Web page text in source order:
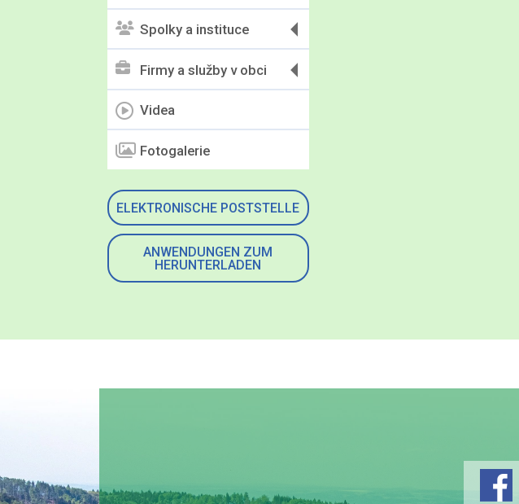
Spolky a instituce
Firmy a služby v obci
Videa
Fotogalerie
ELEKTRONISCHE POSTSTELLE
ANWENDUNGEN ZUM
HERUNTERLADEN